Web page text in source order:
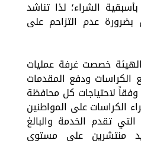
يعتد بأسبقية الشراء؛ لذا تناشد
بضرورة عدم التزاحم على
الهيئة خصصت غرفة عمليات
الكراسات ودفع المقدمات
لاحتياجات كل محافظة
الكراسات على المواطنين
تقدم الخدمة والبالغ
بريد منتشرين على مستوى